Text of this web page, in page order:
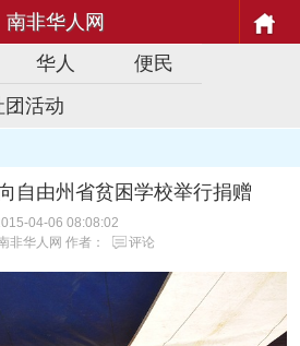
南非华人网
华人
便民
团活动
自由州省贫困学校举行捐赠
04-06 08:08:02
非华人网 作者：
评论